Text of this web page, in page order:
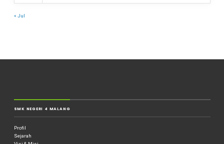
« Jul
SMK NEGERI 4 MALANG
Profil
Sejarah